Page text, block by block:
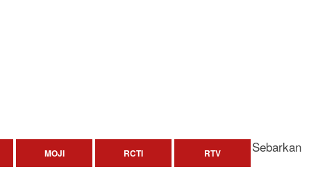
MOJI RCTI RTV Sebarkan